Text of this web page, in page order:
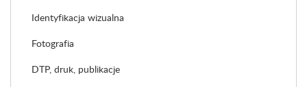
Identyfikacja wizualna
Fotografia
DTP, druk, publikacje